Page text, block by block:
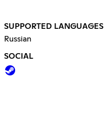
SUPPORTED LANGUAGES
Russian
SOCIAL